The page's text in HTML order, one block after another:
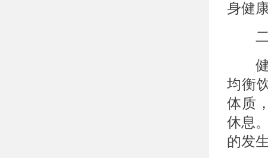
身健
二
健康
均衡
体质
休息
的发生